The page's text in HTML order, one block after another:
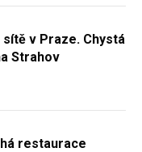
v Praze. Chystá
Strahov
restaurace